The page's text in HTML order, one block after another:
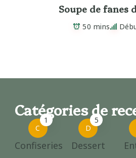
Soupe de fanes
50 mins
Catégories de
C
1
Confiseries
D
5
Dessert